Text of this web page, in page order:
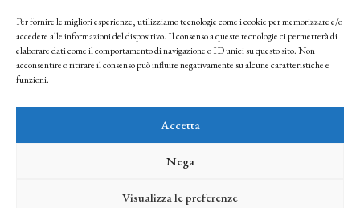
Per fornire le migliori esperienze, utilizziamo tecnologie come i cookie per memorizzare e/o
accedere alle informazioni del dispositivo. Il consenso a queste tecnologie ci permetterà di
elaborare dati come il comportamento di navigazione o ID unici su questo sito. Non
acconsentire o ritirare il consenso può influire negativamente su alcune caratteristiche e
funzioni.
Accetta
Nega
Visualizza le preferenze
Facendo clic per iscriverti, riconosci che le tue informazioni saranno trattate
seguendo la nostra Privacy Policy
© 2025 Istituto Matteucci. All right reserved
l’autorizzazione scritta dei proprietari dei diritti e dell’Istituto Matteucci
credits